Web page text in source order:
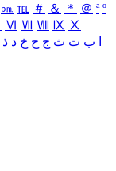
㏘ ℡ ＃ ＆ ＊ ＠ ª º
Ⅵ Ⅶ Ⅷ Ⅸ Ⅹ
ب ت ث ج ح خ د ذ